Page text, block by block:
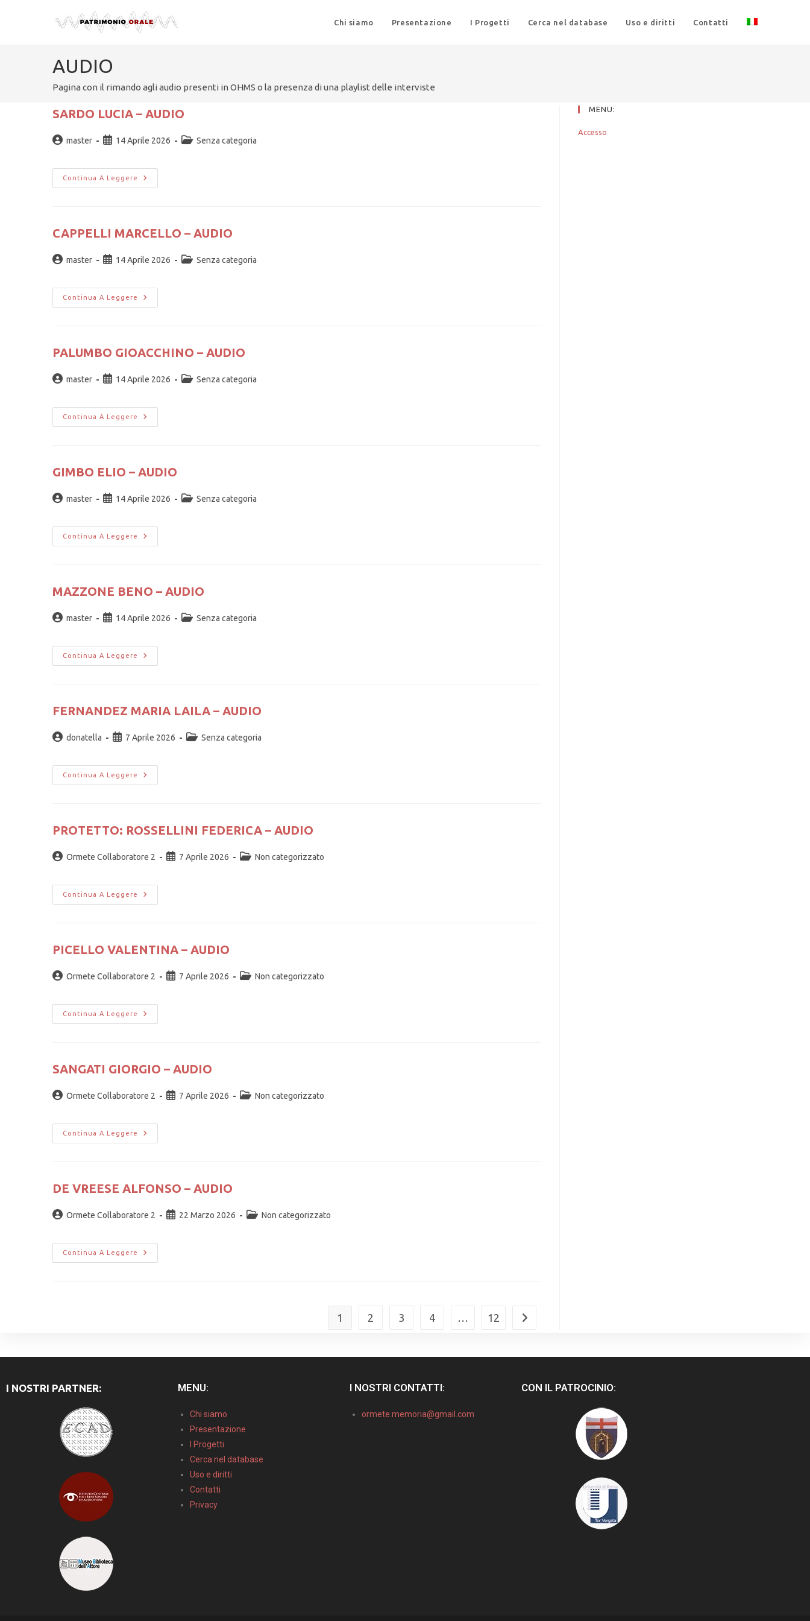
Chi siamo Presentazione I Progetti Cerca nel database Uso e diritti Contatti
AUDIO
Pagina con il rimando agli audio presenti in OHMS o la presenza di una playlist delle interviste
SARDO LUCIA – AUDIO
master 14 Aprile 2026 Senza categoria
Continua A Leggere
CAPPELLI MARCELLO – AUDIO
master 14 Aprile 2026 Senza categoria
Continua A Leggere
PALUMBO GIOACCHINO – AUDIO
master 14 Aprile 2026 Senza categoria
Continua A Leggere
GIMBO ELIO – AUDIO
master 14 Aprile 2026 Senza categoria
Continua A Leggere
MAZZONE BENO – AUDIO
master 14 Aprile 2026 Senza categoria
Continua A Leggere
FERNANDEZ MARIA LAILA – AUDIO
donatella 7 Aprile 2026 Senza categoria
Continua A Leggere
PROTETTO: ROSSELLINI FEDERICA – AUDIO
Ormete Collaboratore 2 7 Aprile 2026 Non categorizzato
Continua A Leggere
PICELLO VALENTINA – AUDIO
Ormete Collaboratore 2 7 Aprile 2026 Non categorizzato
Continua A Leggere
SANGATI GIORGIO – AUDIO
Ormete Collaboratore 2 7 Aprile 2026 Non categorizzato
Continua A Leggere
DE VREESE ALFONSO – AUDIO
Ormete Collaboratore 2 22 Marzo 2026 Non categorizzato
Continua A Leggere
1 2 3 4 … 12
MENU:
Accesso
I NOSTRI PARTNER: MENU:
Chi siamo
Presentazione
I Progetti
Cerca nel database
Uso e diritti
Contatti
Privacy
I NOSTRI CONTATTI:
ormete.memoria@gmail.com
CON IL PATROCINIO: